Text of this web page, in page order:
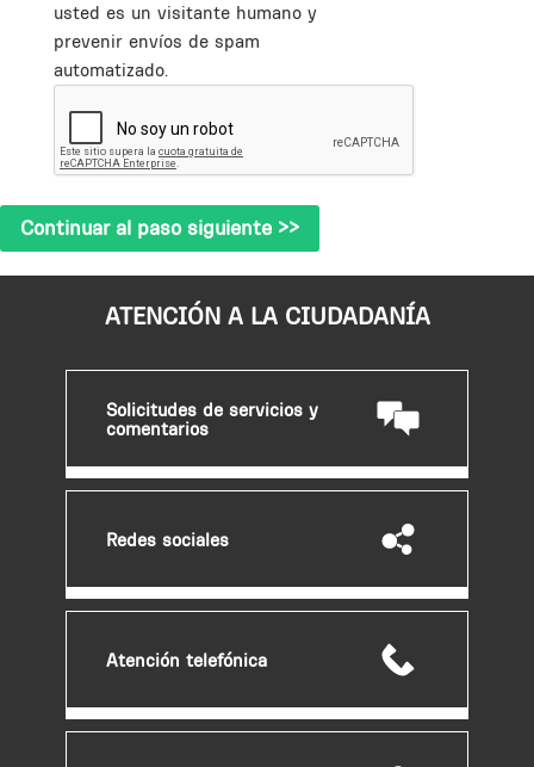
usted es un visitante humano y
prevenir envíos de spam
automatizado.
ATENCIÓN A LA CIUDADANÍA
Solicitudes de servicios y
comentarios
Redes sociales
Atención telefónica